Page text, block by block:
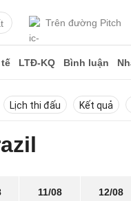
Trên đường Pitch
LTĐ-KQ Bình luận
Lịch thi đấu Kết quả
11/08
12/08